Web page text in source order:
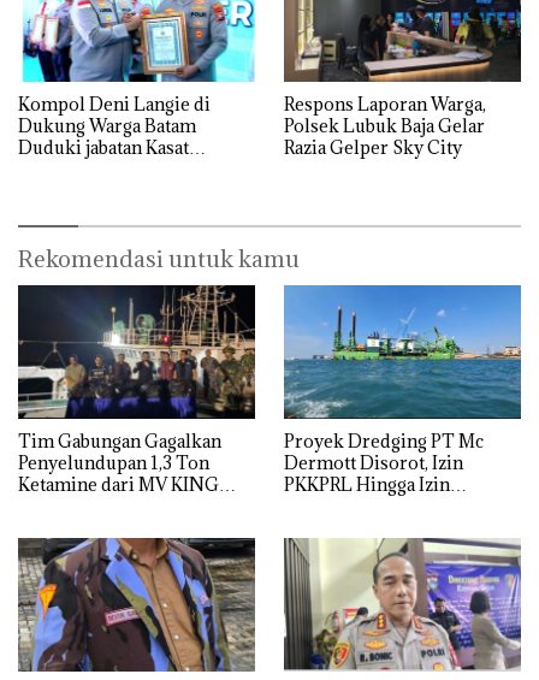
Kompol Deni Langie di
Dukung Warga Batam
Duduki jabatan Kasat
Respons Laporan Warga,
Polsek Lubuk Baja Gelar
Razia Gelper Sky City
Rekomendasi untuk kamu
Tim Gabungan Gagalkan
Penyelundupan 1,3 Ton
Ketamine dari MV KING
Proyek Dredging PT Mc
Dermott Disorot, Izin
PKKPRL Hingga Izin